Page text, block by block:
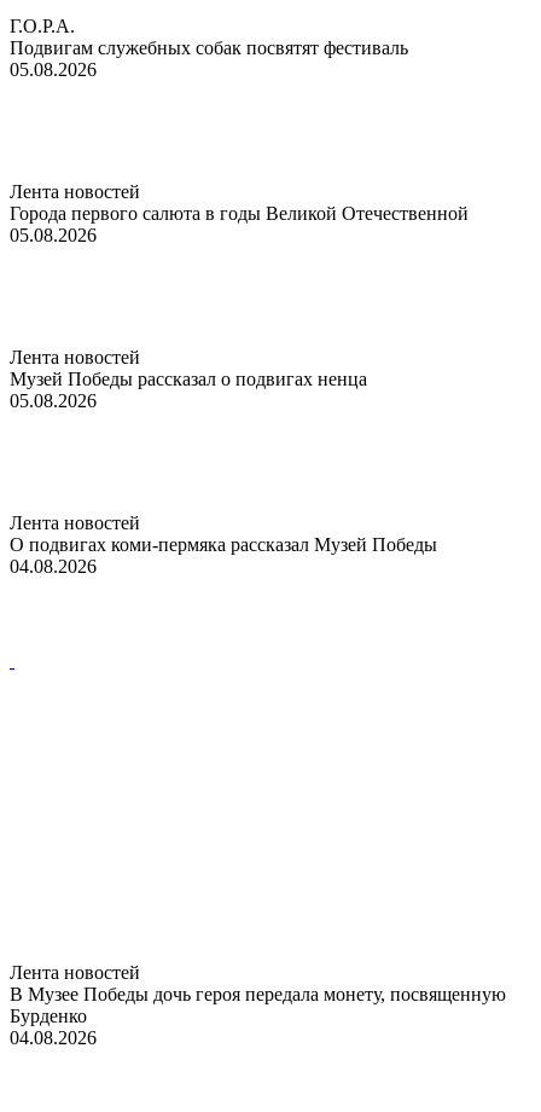
Г.О.Р.А.
Подвигам служебных собак посвятят фестиваль
05.08.2026
Лента новостей
Города первого салюта в годы Великой Отечественной
05.08.2026
Лента новостей
Музей Победы рассказал о подвигах ненца
05.08.2026
Лента новостей
О подвигах коми-пермяка рассказал Музей Победы
04.08.2026
Лента новостей
В Музее Победы дочь героя передала монету, посвященную
Бурденко
04.08.2026